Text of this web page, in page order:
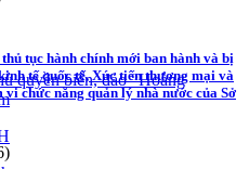
tục hành chính mới ban hành và bị
tế quốc tế, Xúc tiến thương mại và
chức năng quản lý nhà nước của Sở